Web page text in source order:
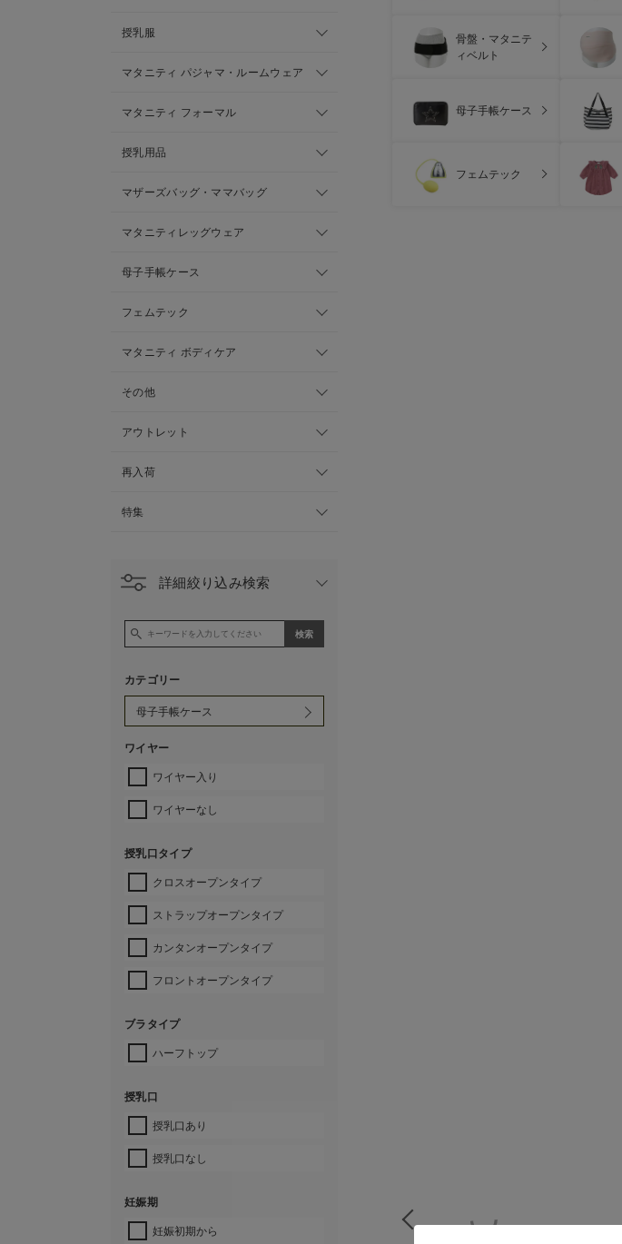
授乳服
マタニティ パジャマ・ルームウェア
マタニティ フォーマル
授乳用品
マザーズバッグ・ママバッグ
マタニティレッグウェア
母子手帳ケース
フェムテック
マタニティ ボディケア
その他
アウトレット
再入荷
特集
詳細絞り込み検索
カテゴリー
ワイヤー
ワイヤー入り
ワイヤーなし
授乳口タイプ
クロスオープンタイプ
ストラップオープンタイプ
カンタンオープンタイプ
フロントオープンタイプ
ブラタイプ
ハーフトップ
授乳口
授乳口あり
授乳口なし
妊娠期
妊娠初期から
骨盤・マタニテ
ィベルト
母子手帳ケース
フェムテック